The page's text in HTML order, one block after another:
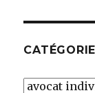
Catégories